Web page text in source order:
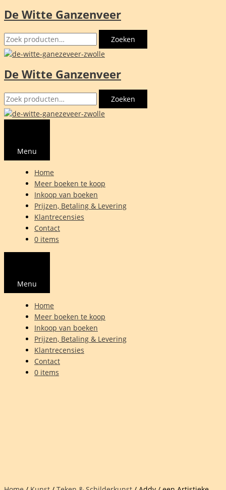
Ga
de
inhoud
De Witte Ganzenveer
Zoeken
naar:
Zoeken
De Witte Ganzenveer
Zoeken
naar:
Zoeken
Menu
Home
Meer boeken te koop
Inkoop van boeken
Prijzen, Betaling & Levering
Klantrecensies
Contact
0 items
Menu
Home
Meer boeken te koop
Inkoop van boeken
Prijzen, Betaling & Levering
Klantrecensies
Contact
0 items